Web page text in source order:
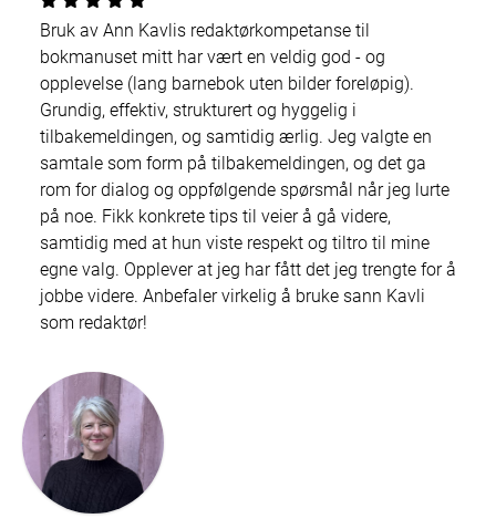
Bruk av Ann Kavlis redaktørkompetanse til
bokmanuset mitt har vært en veldig god - og
opplevelse (lang barnebok uten bilder foreløpig).
Grundig, effektiv, strukturert og hyggelig i
tilbakemeldingen, og samtidig ærlig. Jeg valgte en
samtale som form på tilbakemeldingen, og det ga
rom for dialog og oppfølgende spørsmål når jeg lurte
på noe. Fikk konkrete tips til veier å gå videre,
samtidig med at hun viste respekt og tiltro til mine
egne valg. Opplever at jeg har fått det jeg trengte for å
jobbe videre. Anbefaler virkelig å bruke sann Kavli
som redaktør!